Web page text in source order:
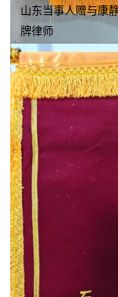
山东当事人赠与康
牌律师